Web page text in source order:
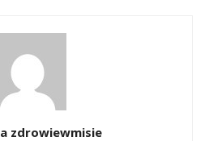
zdrowiewmisie